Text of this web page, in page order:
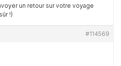
un retour sur votre voyage
!)
#114569